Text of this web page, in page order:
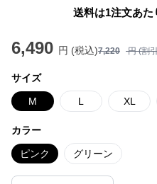
送料は1注文あた
6,490 円 (税込)7,220 円 (割
サイズ
M L XL
カラー
ピンク グリーン